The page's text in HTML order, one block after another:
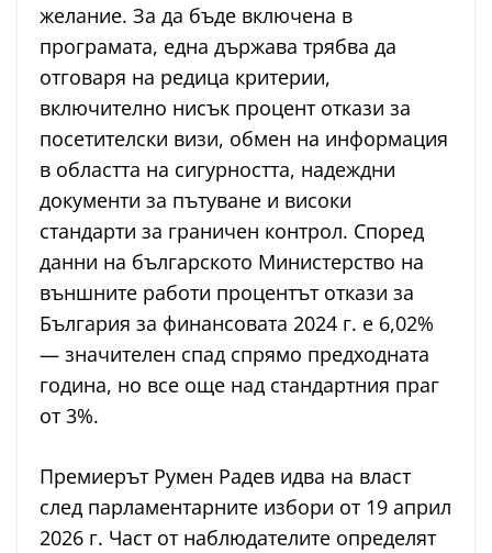
желание. За да бъде включена в
програмата, една държава трябва да
отговаря на редица критерии,
включително нисък процент откази за
посетителски визи, обмен на информация
в областта на сигурността, надеждни
документи за пътуване и високи
стандарти за граничен контрол. Според
данни на българското Министерство на
външните работи процентът откази за
България за финансовата 2024 г. е 6,02%
— значителен спад спрямо предходната
година, но все още над стандартния праг
от 3%.
Премиерът Румен Радев идва на власт
след парламентарните избори от 19 април
2026 г. Част от наблюдателите определят